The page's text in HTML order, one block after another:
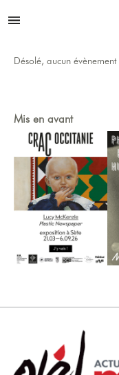
Menu
Désolé, aucun évènement
Mis en avant